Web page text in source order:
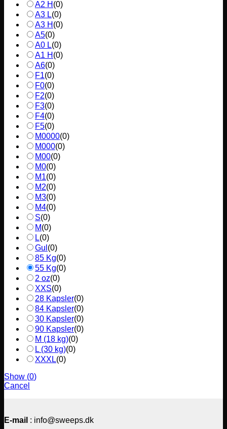
A2 H (0)
A3 L(0)
A3 H (0)
A5(0)
A0 L(0)
A1 H (0)
A6(0)
F1(0)
F0(0)
F2(0)
F3(0)
F4(0)
F5(0)
M0000(0)
M000(0)
M00(0)
M0(0)
M1(0)
M2(0)
M3(0)
M4(0)
S(0)
M(0)
L(0)
Gul (0)
85 Kg(0)
55 Kg(0)
2 oz(0)
XXS(0)
28 Kapsler(0)
84 Kapsler(0)
30 Kapsler(0)
90 Kapsler(0)
M (18 kg)(0)
L (30 kg)(0)
XXXL(0)
Show (0)
Cancel
E-mail : info@sweeps.dk